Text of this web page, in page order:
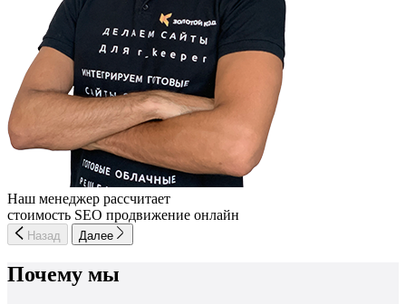
Наш менеджер рассчитает
стоимость SEO продвижение онлайн
Назад Далее
Почему мы